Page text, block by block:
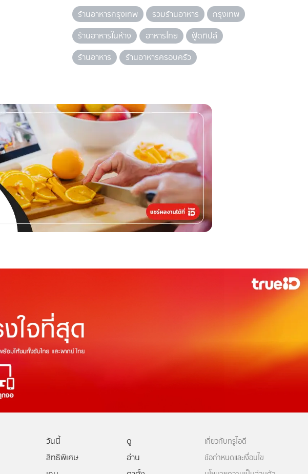
ร้านอาหารกรุงเทพ
รวมร้านอาหาร
กรุงเทพ
ร้านอาหารในห้าง
อาหารไทย
ฟู้ดทิปส์
ร้านอาหาร
ร้านอาหารครอบครัว
วันนี้
ดู
สิทธิพิเศษ
อ่าน
เกี่ยวกับทรูไอดี
ข้อกำหนดและเงื่อนไข